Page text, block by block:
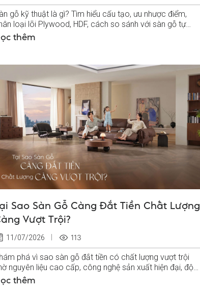
gỗ kỹ thuật là gì? Tìm hiểu cấu tạo, ưu nhược điểm,
loại lõi Plywood, HDF, cách so sánh với sàn gỗ tự
và công nghiệp.
thêm
Sao Sàn Gỗ Càng Đắt Tiền Chất Lượng
Vượt Trội?
11/07/2026 113
phá vì sao sàn gỗ đắt tiền có chất lượng vượt trội
nguyên liệu cao cấp, công nghệ sản xuất hiện đại, độ
cao và giá trị...
thêm